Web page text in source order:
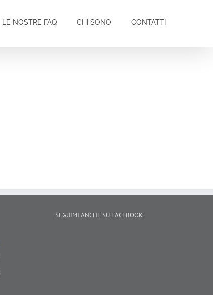
LE NOSTRE FAQ CHI SONO CONTATTI
SEGUIMI ANCHE SU FACEBOOK